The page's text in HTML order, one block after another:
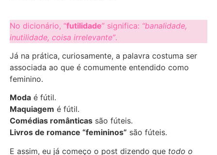
No dicionário, “futilidade” significa: “banalidade,
inutilidade, coisa irrelevante”.
Já na prática, curiosamente, a palavra costuma ser
associada ao que é comumente entendido como
feminino.
Moda é fútil.
Maquiagem é fútil.
Comédias românticas são fúteis.
Livros de romance “femininos” são fúteis.
E assim, eu já começo o post dizendo que todo o